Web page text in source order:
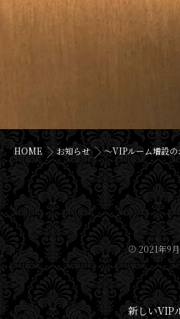
HOME お知らせ 〜VIPルーム増設の
2021年9
新しいVIP